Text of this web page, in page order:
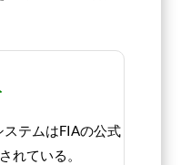
テムはFIAの公式
れている。